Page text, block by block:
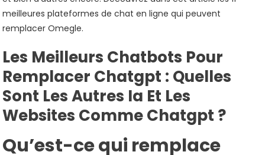
meilleures plateformes de chat en ligne qui peuvent
remplacer Omegle.
Les Meilleurs Chatbots Pour
Remplacer Chatgpt : Quelles
Sont Les Autres Ia Et Les
Websites Comme Chatgpt ?
Qu’est-ce qui remplace